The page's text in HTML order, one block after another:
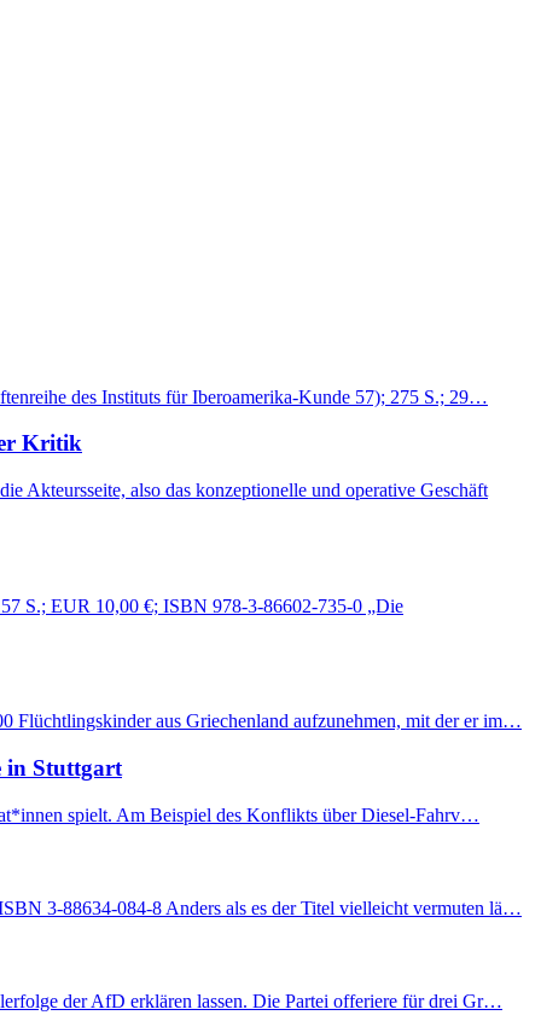
des Instituts für Iberoamerika-Kunde 57); 275 S.; 29…
Kritik
Akteursseite, also das konzeptionelle und operative Geschäft
S.; EUR 10,00 €; ISBN 978-3-86602-735-0 „Die
Flüchtlingskinder aus Griechenland aufzunehmen, mit der er im…
in Stuttgart
spielt. Am Beispiel des Konflikts über Diesel-Fahrv…
3-88634-084-8 Anders als es der Titel vielleicht vermuten lä…
der AfD erklären lassen. Die Partei offeriere für drei Gr…